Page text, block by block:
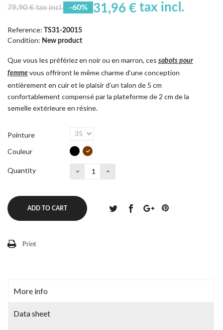
79,90 € tax incl. -60% 31,96 € tax incl.
Reference: TS31-20015
Condition: New product
Que vous les préfériez en noir ou en marron, ces sabots pour
femme vous offriront le même charme d’une conception
entièrement en cuir et le plaisir d’un talon de 5 cm
confortablement compensé par la plateforme de 2 cm de la
semelle extérieure en résine.
Pointure
Couleur
Quantity
ADD TO CART
Print
More info
Data sheet